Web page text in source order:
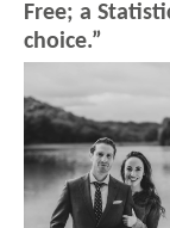
Free; a
choice.”